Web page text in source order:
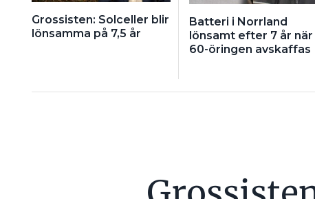
Grossisten: Solceller blir
lönsamma på 7,5 år
Batteri i Norrland
lönsamt efter 7 år när
60-öringen avskaffas